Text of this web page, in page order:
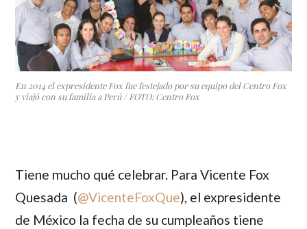
En 2014 el expresidente Fox fue festejado por su equipo del Centro Fox
y viajó con su familia a Perú / FOTO: Centro Fox
Tiene mucho qué celebrar. ParaVicente Fox
Quesada (@VicenteFoxQue), el expresidente
de México la fecha de su cumpleaños tiene